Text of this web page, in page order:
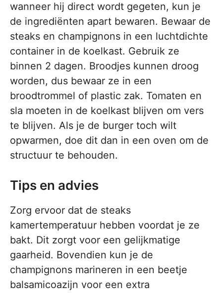
wanneer hij direct wordt gegeten, kun je
de ingrediënten apart bewaren. Bewaar de
steaks en champignons in een luchtdichte
container in de koelkast. Gebruik ze
binnen 2 dagen. Broodjes kunnen droog
worden, dus bewaar ze in een
broodtrommel of plastic zak. Tomaten en
sla moeten in de koelkast blijven om vers
te blijven. Als je de burger toch wilt
opwarmen, doe dit dan in een oven om de
structuur te behouden.
Tips en advies
Zorg ervoor dat de steaks
kamertemperatuur hebben voordat je ze
bakt. Dit zorgt voor een gelijkmatige
gaarheid. Bovendien kun je de
champignons marineren in een beetje
balsamicoazijn voor een extra